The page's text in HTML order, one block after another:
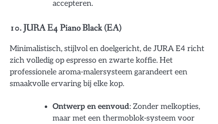
accepteren.
10. JURA E4 Piano Black (EA)
Minimalistisch, stijlvol en doelgericht, de JURA E4 richt
zich volledig op espresso en zwarte koffie. Het
professionele aroma-malersysteem garandeert een
smaakvolle ervaring bij elke kop.
Ontwerp en eenvoud: Zonder melkopties,
maar met een thermoblok-systeem voor